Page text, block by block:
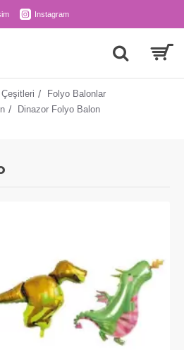
Instagram
Folyo Balonlar
Dinazor Folyo Balon